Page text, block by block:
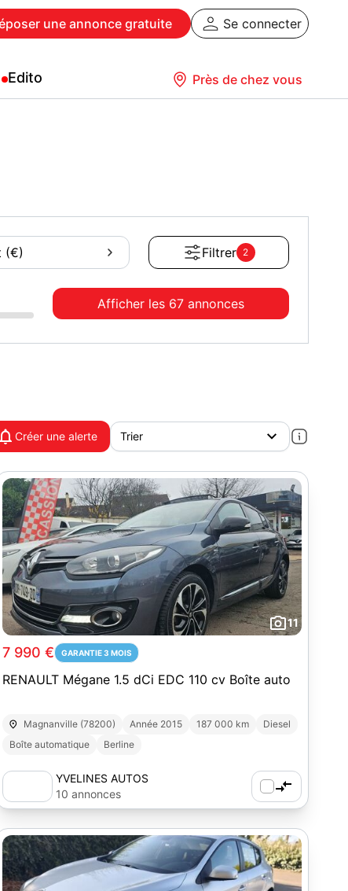
une annonce gratuite Se connecter
Edito Près de chez vous
(€) Filtrer 2
Afficher les 67 annonces
Créer une alerte
11
7 990 € GARANTIE 3 MOIS
RENAULT Mégane 1.5 dCi EDC 110 cv Boîte auto
Magnanville (78200) Année 2015 187 000 km
Diesel
Boîte automatique
Berline
YVELINES AUTOS
10 annonces